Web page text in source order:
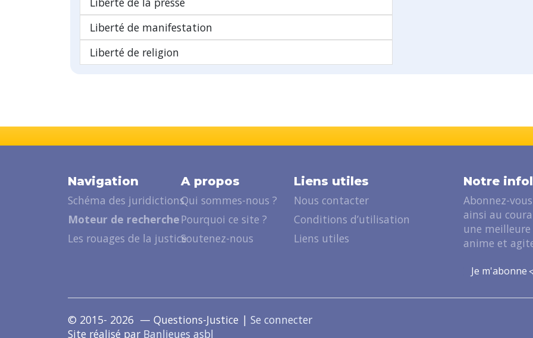
Liberté de manifestation
Liberté de religion
Navigation
Schéma des juridictions
Moteur de recherche
Les rouages de la justice
A propos
Qui sommes-nous ?
Pourquoi ce site ?
Soutenez-nous
Liens utiles
Nous contacter
Conditions d’utilisation
Liens utiles
Notre
Abonnez-
ainsi au
une
anime et
Je m'abonne
© 2015- 2026 — Questions-Justice | Se connecter
Site réalisé par Banlieues asbl